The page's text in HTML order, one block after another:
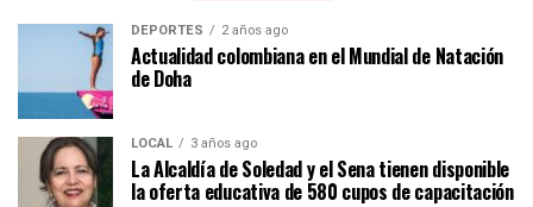
DEPORTES 2 años ago
Actualidad colombiana en el Mundial de Natación
de Doha
LOCAL 3 años ago
La Alcaldía de Soledad y el Sena tienen disponible
la oferta educativa de 580 cupos de capacitación